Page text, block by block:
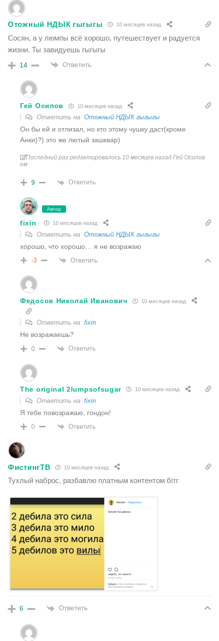
Отожный НДЫК гыгыгы 10 месяцев назад
Сосян, а у люмпы всё хорошо, путешествует и радуется
жизни. Ты завидуешь гыгыгы
14 Ответить
Гей Осипов 10 месяцев назад
Ответить на Отожный НДЫК гыгыгы
Он бы ей и отлизал, но кто этому чушку даст(кроме
Анки)?) это же лютый зашквар)
Последний раз редактировалось 10 месяцев назад Гей Осипов
ем
9 Ответить
Автор
fixin 10 месяцев назад
Ответить на Отожный НДЫК гыгыгы
хорошо, что хорошо… я не возражаю
-3 Ответить
Федосов Николай Иванович 10 месяцев назад
Ответить на fixin
Не возражаешь?
0 Ответить
The original 2lumpsofsugar 10 месяцев назад
Ответить на fixin
Я тебе повозражаю, гондон!
0 Ответить
ФистингТВ 10 месяцев назад
Тухлый наброс, разбавлю платным контентом бггг
6 Ответить